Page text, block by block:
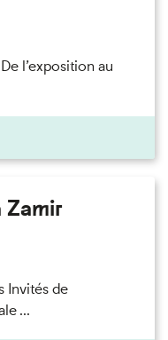
l’exposition au
Zamir
Invités de
...